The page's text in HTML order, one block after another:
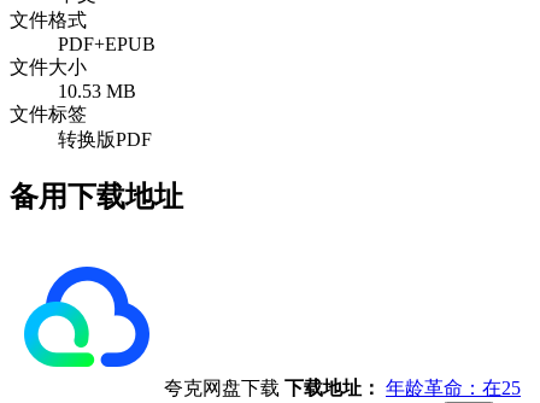
文件格式
PDF+EPUB
文件大小
10.53 MB
文件标签
转换版PDF
备用下载地址
夸克网盘下载 下载地址： 年龄革命：在25